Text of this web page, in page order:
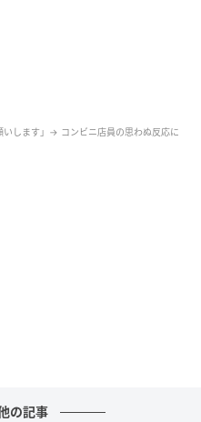
いします」→ コンビニ店員の思わぬ反応に
の記事